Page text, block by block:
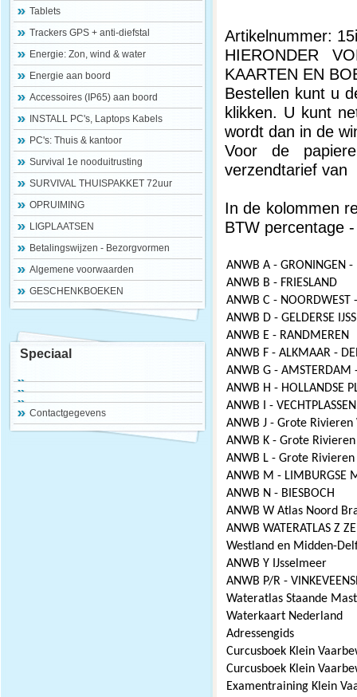
Tablets
Trackers GPS + anti-diefstal
Energie: Zon, wind & water
Energie aan boord
Accessoires (IP65) aan boord
INSTALL PC's, Laptops Kabels
PC's: Thuis & kantoor
Survival 1e nooduitrusting
SURVIVAL THUISPAKKET 72uur
OPRUIMING
LIGPLAATSEN
Betalingswijzen - Bezorgvormen
Algemene voorwaarden
GESCHENKBOEKEN
Speciaal
Contactgegevens
Artikelnummer:
HIERONDER
KAARTEN EN
Bestellen kunt u
klikken. U kunt
wordt dan in de
Voor de
verzendtarief
In de kolommen
BTW percentage
ANWB A - GRONINGEN -
ANWB B - FRIESLAND
ANWB C - NOORDWEST -
ANWB D - GELDERSE
ANWB E - RANDMEREN
ANWB F - ALKMAAR -
ANWB G - AMSTERDAM
ANWB H - HOLLANDSE
ANWB I - VECHTPLASSEN
ANWB J - Grote Rivieren
ANWB K - Grote
ANWB L - Grote Rivieren
ANWB M - LIMBURGSE
ANWB N - BIESBOCH
ANWB W Atlas Noord
ANWB WATERATLAS Z
Westland en Midden-
ANWB Y IJsselmeer
ANWB P/R -
Wateratlas Staande
Waterkaart Nederland
Adressengids
Curcusboek Klein
Curcusboek Klein
Examentraining Klein